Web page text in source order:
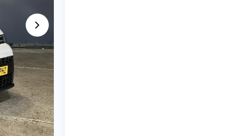
Jouw aanvraag
Vragen over jouw aanvraag
Leasevormen
Vragen over leasevormen